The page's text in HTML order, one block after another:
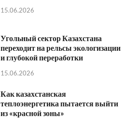
15.06.2026
Угольный сектор Казахстана
переходит на рельсы экологизации
и глубокой переработки
15.06.2026
Как казахстанская
теплоэнергетика пытается выйти
из «красной зоны»